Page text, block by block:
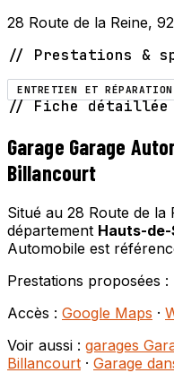
28 Route de la Reine,
// Prestations &
ENTRETIEN ET
// Fiche détaillée
Garage Garage
Billancourt
Situé au 28 Route de la
département Hauts-de-
Automobile est
Prestations proposées :
Accès : Google Maps ·
Voir aussi : garages
Billancourt · Garage